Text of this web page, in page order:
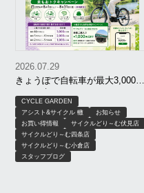
きょうぽで自転車が最大3,000円
【8月限定】｜京都 サイクルどり
～む、アシスト＆サイクル轍、
サイクルガーデン
2026.07.29
CYCLE GARDEN
アシスト&サイクル 轍
お知らせ
お買い得情報
サイクルどり～む伏見店
サイクルどり～む四条店
サイクルどり～む小倉店
スタッフブログ